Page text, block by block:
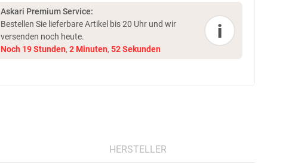
Askari Premium Service:
Bestellen Sie lieferbare Artikel bis 20 Uhr und wir
versenden noch heute.
Noch 19Stunden, 2 Minuten, 51Sekunden
i
HERSTELLER